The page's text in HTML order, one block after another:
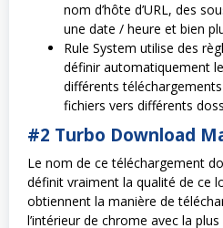
nom d’hôte d’URL, des
une date / heure et bien
Rule System utilise des
définir automatiquement
différents
fichiers vers différents
#2 Turbo Download
Le nom de ce téléchargement
définit vraiment la qualité de ce
obtiennent la manière de
l’intérieur de chrome avec la